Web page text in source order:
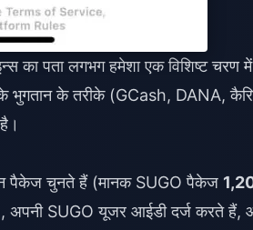
का पता लगभग हमेशा एक विशिष्ट
भुगतान के तरीके (GCash, DANA,
पैकेज चुनते हैं (मानक SUGO पैकेज
अपनी SUGO यूजर आईडी दर्ज करते हैं,